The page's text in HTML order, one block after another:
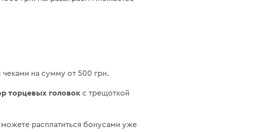
на сумму от 500 грн.
торцевых головокс трещоткой
расплатиться бонусами уже